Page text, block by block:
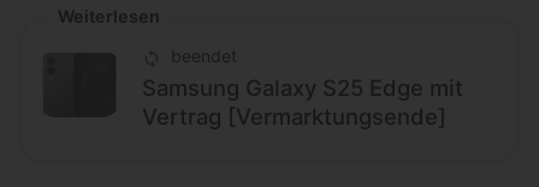
Weiterlesen
beendet
Samsung Galaxy S25 Edge mit
Vertrag [Vermarktungsende]